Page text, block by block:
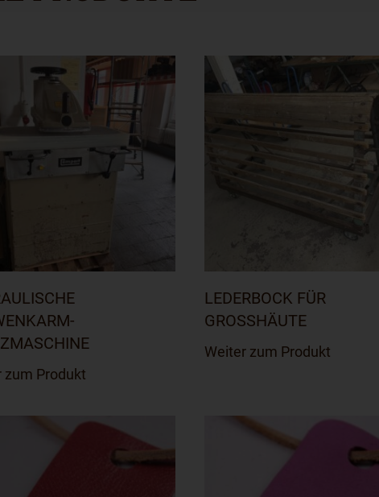
zum Produkt
LEDERBOCK FÜR
GROSSHÄUTE
Weiter zum Produkt